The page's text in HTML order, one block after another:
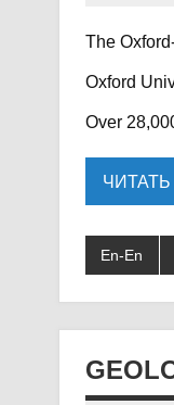
The
Oxford
Over
En-En